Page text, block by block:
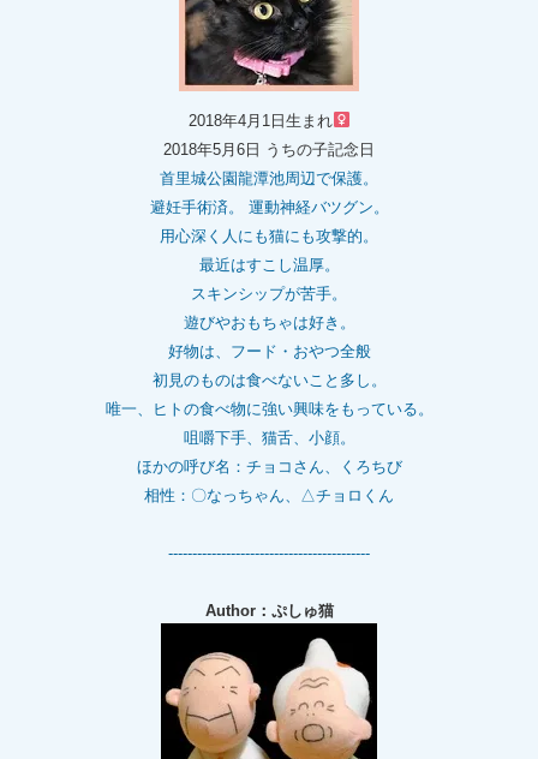
2018年4月1日生まれ
2018年5月6日 うちの子記念日
首里城公園龍潭池周辺で保護。
避妊手術済。 運動神経バツグン。
用心深く人にも猫にも攻撃的。
最近はすこし温厚。
スキンシップが苦手。
遊びやおもちゃは好き。
好物は、フード・おやつ全般
初見のものは食べないこと多し。
唯一、ヒトの食べ物に強い興味をもっている。
咀嚼下手、猫舌、小顔。
ほかの呼び名：チョコさん、くろちび
相性：〇なっちゃん、△チョロくん
------------------------------------------
Author：ぷしゅ猫